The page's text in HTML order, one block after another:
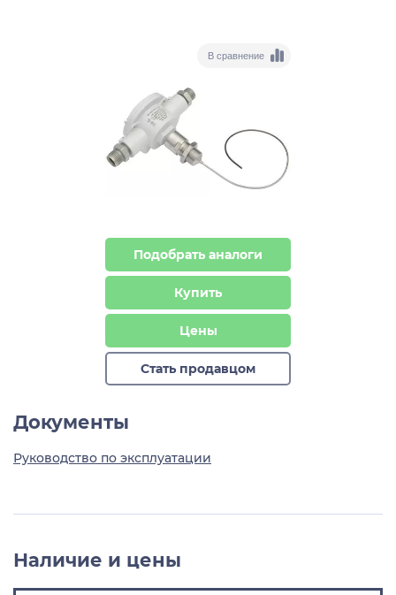
В сравнение
Подобрать аналоги
Купить
Цены
Стать продавцом
Документы
Руководство по эксплуатации
Наличие и цены